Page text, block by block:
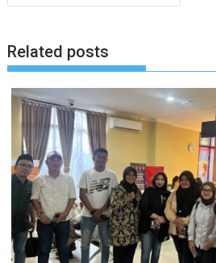
Related posts